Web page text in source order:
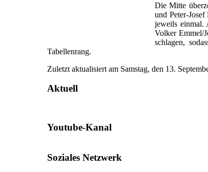
Die Mitte
und Peter-
jeweils einmal.
Volker Emmel/
schlagen,
Tabellenrang.
Zuletzt aktualisiert am Samstag, den 13.
Aktuell
Youtube-Kanal
Soziales Netzwerk